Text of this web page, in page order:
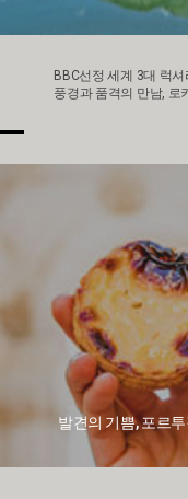
BBC선정 세계 3대 럭셔
풍경과 품격의 만남, 로
발견의 기쁨, 포르